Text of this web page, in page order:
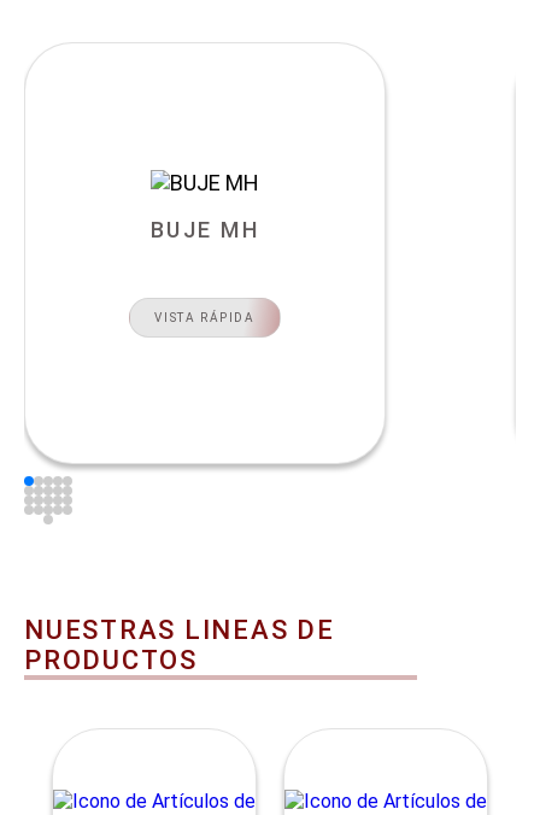
BUJE MH
VISTA RÁPIDA
NUESTRAS LINEAS DE
PRODUCTOS